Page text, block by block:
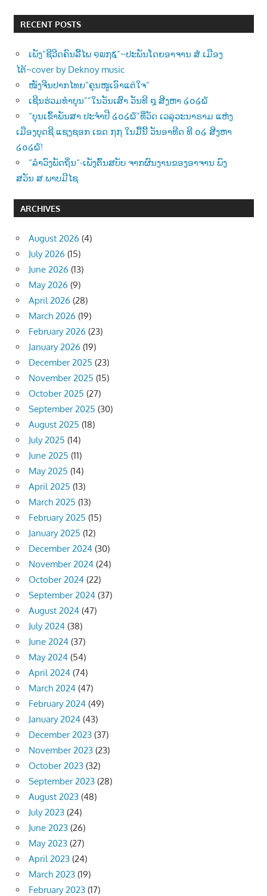
RECENT POSTS
ເພັງ”ຊີວີດຄົນລີ້ໄພ ໑໙໗໕”~ປະພັນໂດຍອາຈານ ສໍ.ເມືອງ
ໄຕ້~cover by Deknoy music
ໜັງຈີນປາກໄທຍ”ຄຸນໜູເອົາແຕ່ໃຈ”
ເຊີນຮ່ວມທຳບຸນ””ໃນວັນເສົາ ວັນທີ ໘ ສີງຫາ ໒໐໒໖
“ບຸນເຂົ້າພັນສາ ປະຈຳປີ ໒໐໒໖”ທີ່ວັດ ເວລຸວະນາຣາມ ແຫ່ງ
ເມືອງບຸດຊີ ແຊງຊອກ ເຂດ ໗໗ ໃນມື້ນີ້ ວັນອາທີດ ທີ ໐໒ ສີງຫາ
໒໐໒໖!
“ລຳວົງພັດຖິ່ນ“-ເພັງຕົ້ນສບັບ ຈາກຜົນງານຂອງອາຈານ ພົງ
ສວັນ ສ.ພາບມີໄຊ
ARCHIVES
August 2026 (4)
July 2026 (15)
June 2026 (13)
May 2026 (9)
April 2026 (28)
March 2026 (19)
February 2026 (23)
January 2026 (19)
December 2025 (23)
November 2025 (15)
October 2025 (27)
September 2025 (30)
August 2025 (18)
July 2025 (14)
June 2025 (11)
May 2025 (14)
April 2025 (13)
March 2025 (13)
February 2025 (15)
January 2025 (12)
December 2024 (30)
November 2024 (24)
October 2024 (22)
September 2024 (37)
August 2024 (47)
July 2024 (38)
June 2024 (37)
May 2024 (54)
April 2024 (74)
March 2024 (47)
February 2024 (49)
January 2024 (43)
December 2023 (37)
November 2023 (23)
October 2023 (32)
September 2023 (28)
August 2023 (48)
July 2023 (24)
June 2023 (26)
May 2023 (27)
April 2023 (24)
March 2023 (19)
February 2023 (17)